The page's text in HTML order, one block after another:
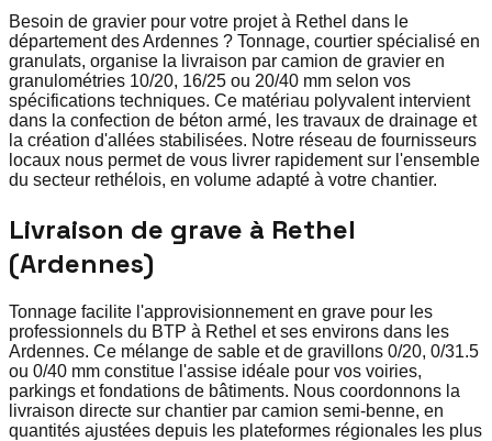
Besoin de gravier pour votre projet à Rethel dans le
département des Ardennes ? Tonnage, courtier spécialisé en
granulats, organise la livraison par camion de gravier en
granulométries 10/20, 16/25 ou 20/40 mm selon vos
spécifications techniques. Ce matériau polyvalent intervient
dans la confection de béton armé, les travaux de drainage et
la création d'allées stabilisées. Notre réseau de fournisseurs
locaux nous permet de vous livrer rapidement sur l'ensemble
du secteur rethélois, en volume adapté à votre chantier.
Livraison de grave à Rethel
(Ardennes)
Tonnage facilite l'approvisionnement en grave pour les
professionnels du BTP à Rethel et ses environs dans les
Ardennes. Ce mélange de sable et de gravillons 0/20, 0/31.5
ou 0/40 mm constitue l'assise idéale pour vos voiries,
parkings et fondations de bâtiments. Nous coordonnons la
livraison directe sur chantier par camion semi-benne, en
quantités ajustées depuis les plateformes régionales les plus